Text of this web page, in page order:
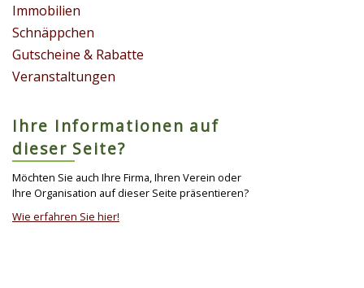
Immobilien
Schnäppchen
Gutscheine & Rabatte
Veranstaltungen
Ihre Informationen auf
dieser Seite?
Möchten Sie auch Ihre Firma, Ihren Verein oder
Ihre Organisation auf dieser Seite präsentieren?
Wie erfahren Sie hier!